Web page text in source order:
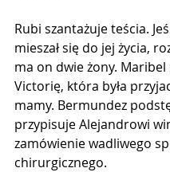
Rubi szantażuje teścia.
mieszał się do jej życia,
ma on dwie żony. Maribel
Victorię, która była
mamy. Bermundez
przypisuje Alejandrowi
zamówienie wadliwego
chirurgicznego.